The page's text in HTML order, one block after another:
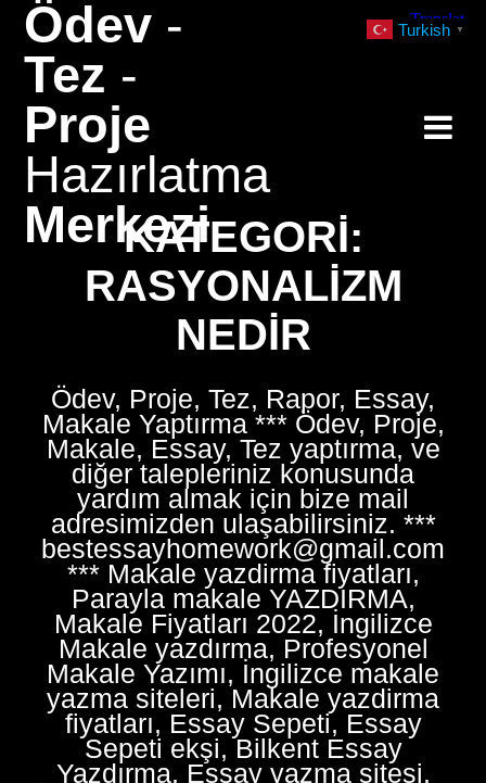
Ödev -
Tez -
Proje
Hazırlatma
MerkeziKATEGORI:
RASYONALIZM
NEDIR
Ödev, Proje, Tez, Rapor, Essay,
Makale Yaptırma *** Ödev, Proje,
Makale, Essay, Tez yaptırma, ve
diğer talepleriniz konusunda
yardım almak için bize mail
adresimizden ulaşabilirsiniz. ***
bestessayhomework@gmail.com
*** Makale yazdirma fiyatları,
Parayla makale YAZDIRMA,
Makale Fiyatları 2022, İngilizce
Makale yazdırma, Profesyonel
Makale Yazımı, İngilizce makale
yazma siteleri, Makale yazdirma
fiyatları, Essay Sepeti, Essay
Sepeti ekşi, Bilkent Essay
Yazdırma, Essay yazma sitesi,
Turkish ▼